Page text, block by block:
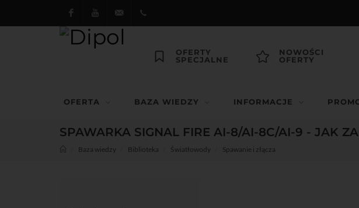
FacebookYoutubedipol@dipol.com.pl
OFERTY
SPECJALNE
NOWOŚCI
OFERTY
OFERTA BAZA WIEDZY INFORMACJE
SPAWARKA SIGNAL FIRE AI-8/AI-8C/AI-9 - JAK
Baza wiedzy Biblioteka Światłowody Spawanie i złącza